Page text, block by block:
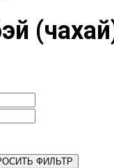
ФИЛЬТР